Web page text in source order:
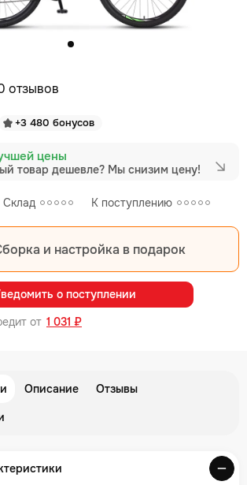
отзывов
Склад К поступлению
+3 480 бонусов
цены
товар дешевле? Мы снизим цену!
от 1 031 ₽
и настройка в подарок
о поступлении
Описание
Отзывы